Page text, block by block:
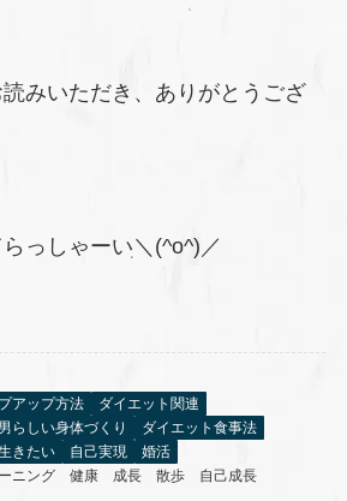
みいただき、ありがとうござ
っしゃーい＼(^o^)／
アップ方法
ダイエット関連
男らしい身体づくり
ダイエット食事法
きたい 自己実現
婚活
ニング 健康 成長 散歩 自己成長